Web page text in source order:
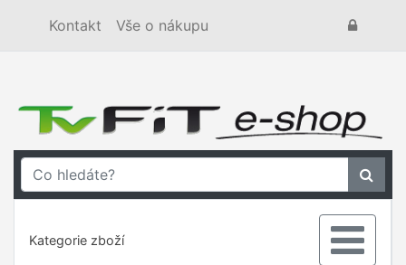
Kontakt Vše o nákupu
Kategorie zboží